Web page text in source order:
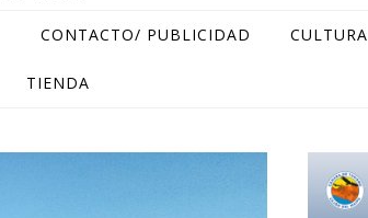
CONTACTO/ PUBLICIDAD CULTURA
TIENDA